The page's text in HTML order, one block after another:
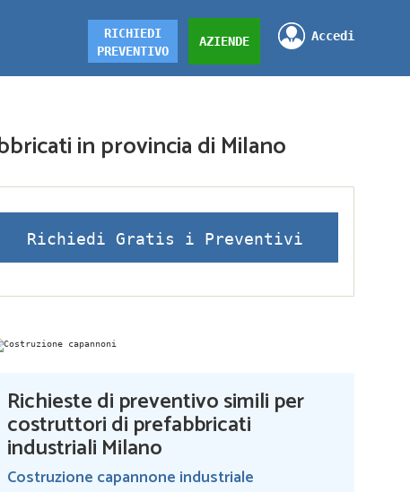
Accedi
AZIENDE
RICHIEDI
PREVENTIVO
in provincia di Milano
Richiedi Gratis i Preventivi
Richieste di preventivo simili per
costruttori di prefabbricati
industriali Milano
Costruzione capannone industriale